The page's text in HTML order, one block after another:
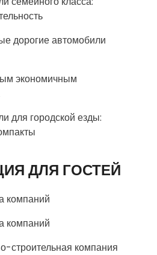
дорогие автомобили
экономичным
для городской езды:
ДЛЯ ГОСТЕЙ
компаний
компаний
строительная компания